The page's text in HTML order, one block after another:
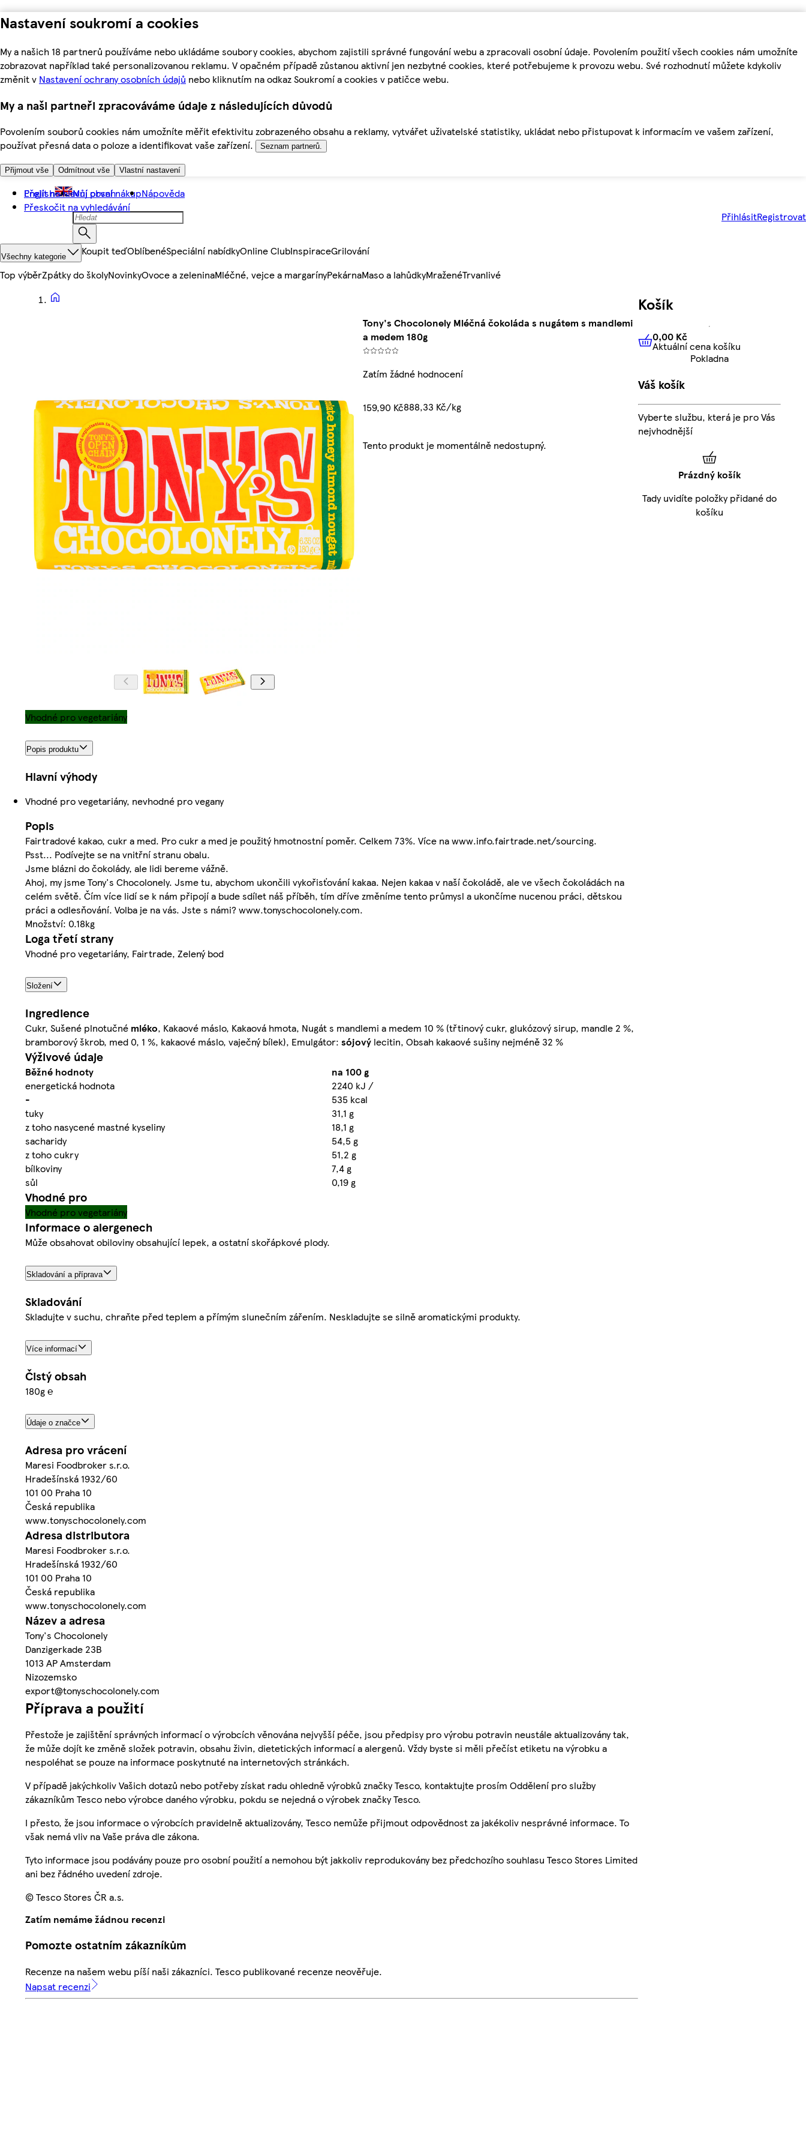
Nastavení soukromí a cookies
My a našich 18 partnerů používáme nebo ukládáme soubory cookies, abychom zajistili správné fungování webu a zpracovali osobní údaje. Povolením použití všech cookies nám umožníte
zobrazovat například také personalizovanou reklamu. V opačném případě zůstanou aktivní jen nezbytné cookies, které potřebujeme k provozu webu. Své rozhodnutí můžete kdykoliv
změnit v Nastavení ochrany osobních údajů nebo kliknutím na odkaz Soukromí a cookies v patičce webu.
My a naši partneři zpracováváme údaje z následujících důvodů
Povolením souborů cookies nám umožníte měřit efektivitu zobrazeného obsahu a reklamy, vytvářet uživatelské statistiky, ukládat nebo přistupovat k informacím ve vašem zařízení,
používat přesná data o poloze a identifikovat vaše zařízení.
Seznam partnerů.
Přijmout vše Odmítnout vše Vlastní nastavení
Přejít na hlavní obsah
Přeskočit na vyhledávání
English Můj první nákupNápověda
PřihlásitRegistrovat
Všechny kategorie Koupit teďOblíbenéSpeciální nabídkyOnline ClubInspiraceGrilování
Top výběrZpátky do školyNovinkyOvoce a zeleninaMléčné, vejce a margarínyPekárnaMaso a lahůdkyMraženéTrvanlivé
Tony's Chocolonely Mléčná čokoláda s nugátem s mandlemi
a medem 180g
Zatím žádné hodnocení
159,90 Kč888,33 Kč/kg
Tento produkt je momentálně nedostupný.
Vhodné pro vegetariány
Popis produktu
Hlavní výhody
Vhodné pro vegetariány, nevhodné pro vegany
Popis
Fairtradové kakao, cukr a med. Pro cukr a med je použitý hmotnostní poměr. Celkem 73%. Více na www.info.fairtrade.net/sourcing.
Psst... Podívejte se na vnitřní stranu obalu.
Jsme blázni do čokolády, ale lidi bereme vážně.
Ahoj, my jsme Tony's Chocolonely. Jsme tu, abychom ukončili vykořisťování kakaa. Nejen kakaa v naší čokoládě, ale ve všech čokoládách na
celém světě. Čím více lidí se k nám připojí a bude sdílet náš příběh, tím dříve změníme tento průmysl a ukončíme nucenou práci, dětskou
práci a odlesňování. Volba je na vás. Jste s námi? www.tonyschocolonely.com.
Množství: 0.18kg
Loga třetí strany
Vhodné pro vegetariány, Fairtrade, Zelený bod
Složení
Ingredience
Cukr, Sušené plnotučné mléko, Kakaové máslo, Kakaová hmota, Nugát s mandlemi a medem 10 % (třtinový cukr, glukózový sirup, mandle 2 %,
bramborový škrob, med 0, 1 %, kakaové máslo, vaječný bílek), Emulgátor: sójový lecitin, Obsah kakaové sušiny nejméně 32 %
Výživové údaje
Běžné hodnoty
na 100 g
energetická hodnota
2240 kJ /
-
535 kcal
tuky
31,1 g
z toho nasycené mastné kyseliny
18,1 g
sacharidy
54,5 g
z toho cukry
51,2 g
bílkoviny
7,4 g
sůl
0,19 g
Vhodné pro
Vhodné pro vegetariány
Informace o alergenech
Může obsahovat obiloviny obsahující lepek, a ostatní skořápkové plody.
Skladování a příprava
Skladování
Skladujte v suchu, chraňte před teplem a přímým slunečním zářením. Neskladujte se silně aromatickými produkty.
Více informací
Čistý obsah
180g ℮
Údaje o značce
Adresa pro vrácení
Maresi Foodbroker s.r.o.
Hradešínská 1932/60
101 00 Praha 10
Česká republika
www.tonyschocolonely.com
Adresa distributora
Maresi Foodbroker s.r.o.
Hradešínská 1932/60
101 00 Praha 10
Česká republika
www.tonyschocolonely.com
Název a adresa
Tony's Chocolonely
Danzigerkade 23B
1013 AP Amsterdam
Nizozemsko
export@tonyschocolonely.com
Příprava a použití
Přestože je zajištění správných informací o výrobcích věnována nejvyšší péče, jsou předpisy pro výrobu potravin neustále aktualizovány tak,
že může dojít ke změně složek potravin, obsahu živin, dietetických informací a alergenů. Vždy byste si měli přečíst etiketu na výrobku a
nespoléhat se pouze na informace poskytnuté na internetových stránkách.
V případě jakýchkoliv Vašich dotazů nebo potřeby získat radu ohledně výrobků značky Tesco, kontaktujte prosím Oddělení pro služby
zákazníkům Tesco nebo výrobce daného výrobku, pokdu se nejedná o výrobek značky Tesco.
I přesto, že jsou informace o výrobcích pravidelně aktualizovány, Tesco nemůže přijmout odpovědnost za jakékoliv nesprávné informace. To
však nemá vliv na Vaše práva dle zákona.
Tyto informace jsou podávány pouze pro osobní použití a nemohou být jakkoliv reprodukovány bez předchozího souhlasu Tesco Stores Limited
ani bez řádného uvedení zdroje.
© Tesco Stores ČR a.s.
Zatím nemáme žádnou recenzi
Pomozte ostatním zákazníkům
Recenze na našem webu píší naši zákazníci. Tesco publikované recenze neověřuje.
Napsat recenzi
Košík
0,00 KčAktuální cena košíku
0,00 Kč
Aktuální cena košíku
Pokladna
Váš košík
Vyberte službu, která je pro Vás
nejvhodnější
Prázdný košík
Tady uvidíte položky přidané do
košíku